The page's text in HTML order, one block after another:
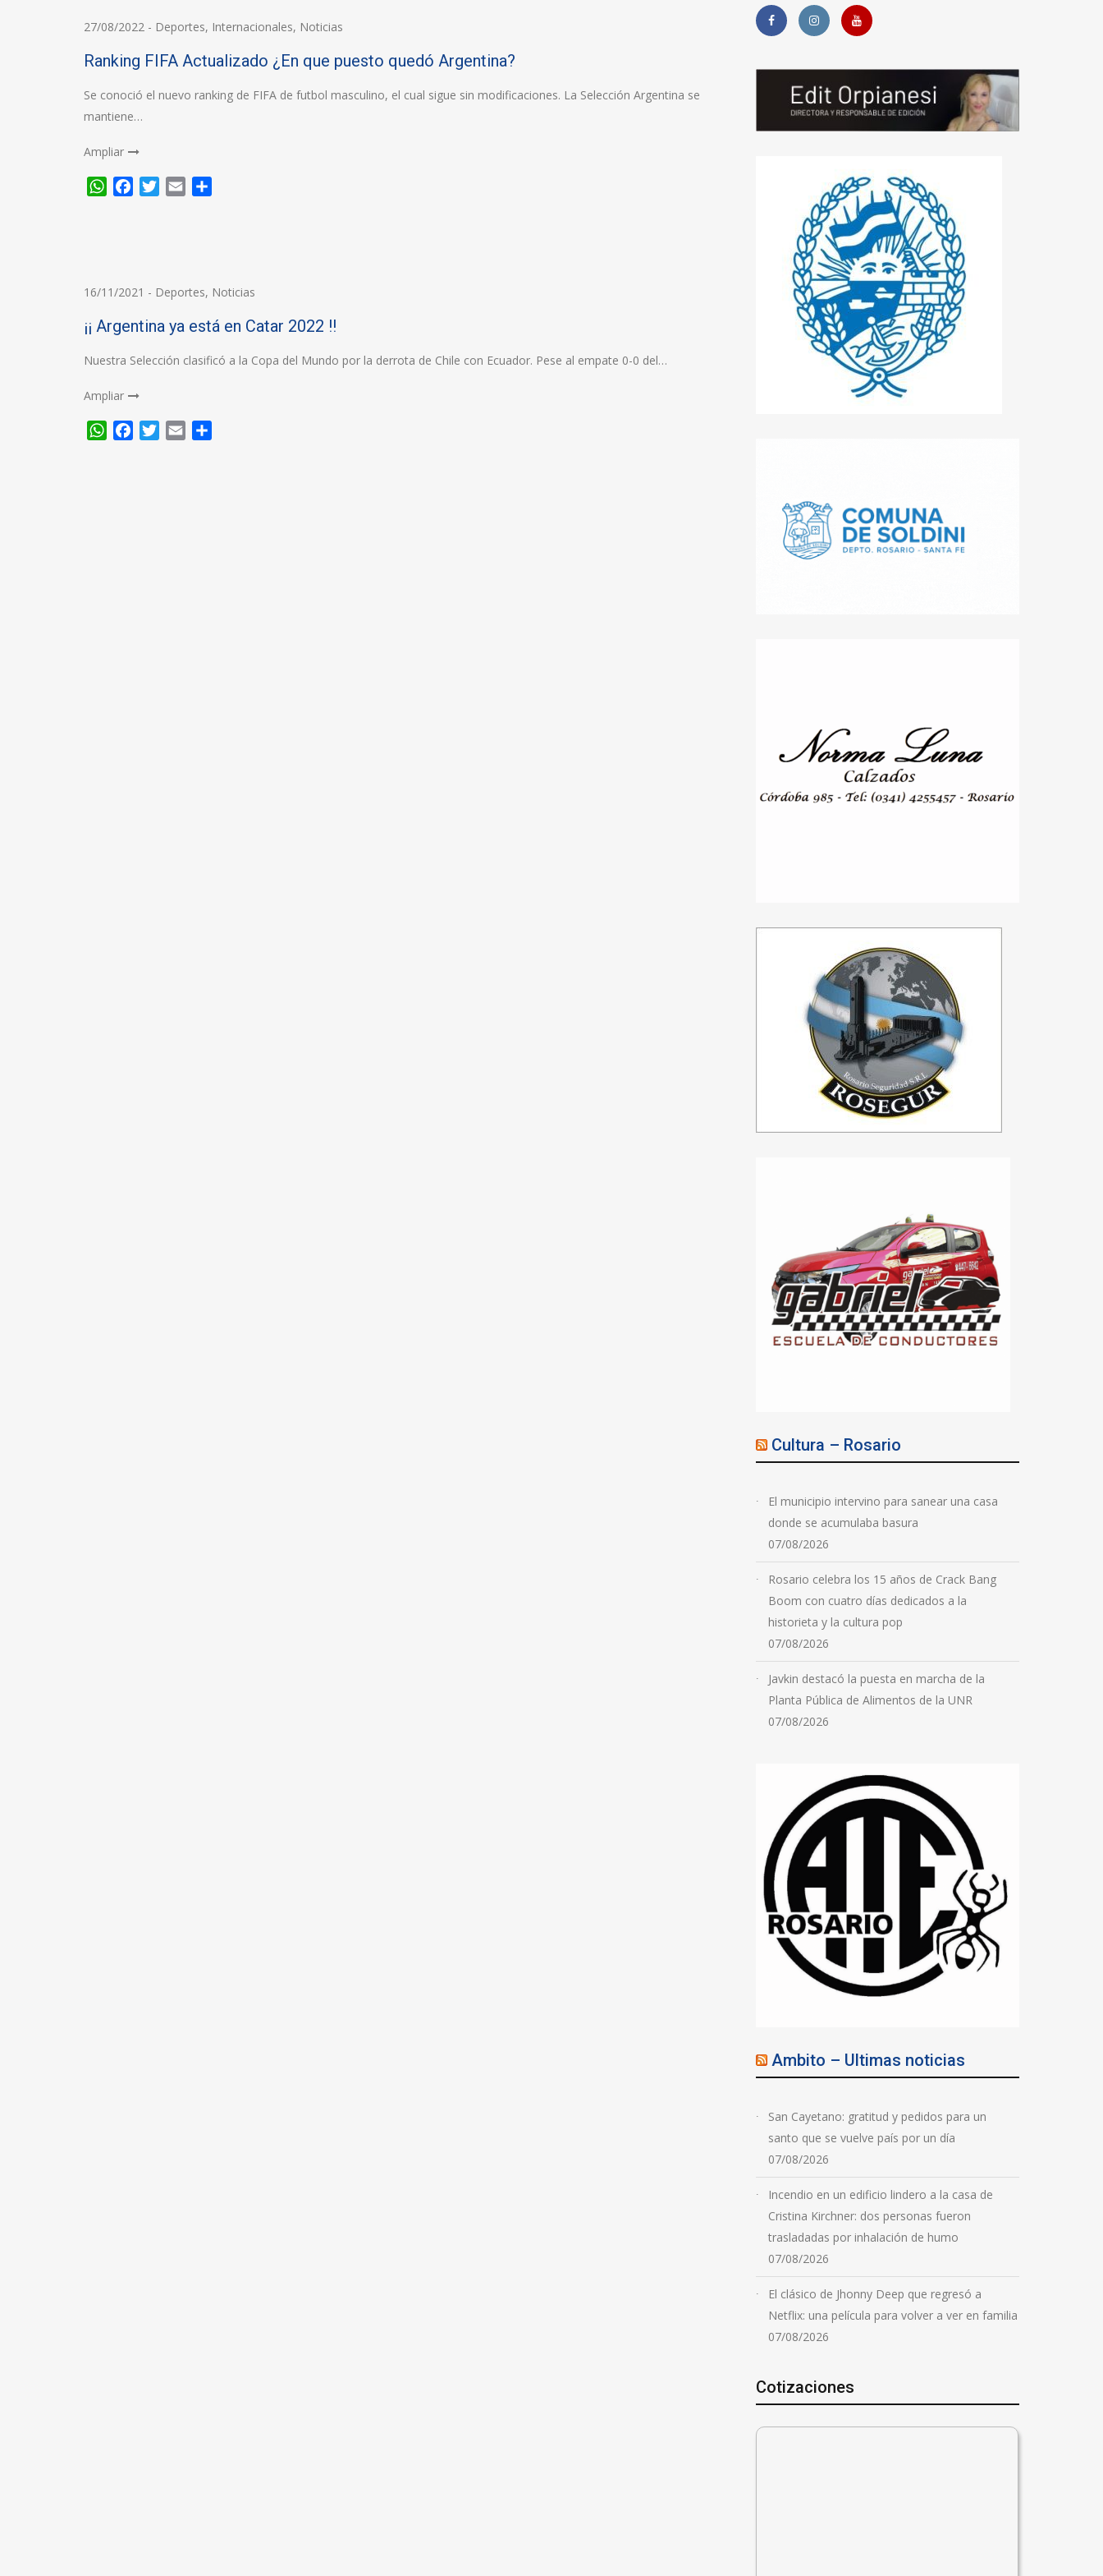
27/08/2022 - Deportes, Internacionales, Noticias
Ranking FIFA Actualizado ¿En que puesto quedó Argentina?
Se conoció el nuevo ranking de FIFA de futbol masculino, el cual sigue sin modificaciones. La Selección Argentina se
mantiene…
Ampliar
WhatsApp
FacebookTwitter
Email
16/11/2021 - Deportes, Noticias
¡¡ Argentina ya está en Catar 2022 !!
Nuestra Selección clasificó a la Copa del Mundo por la derrota de Chile con Ecuador. Pese al empate 0-0 del…
Ampliar
WhatsApp
FacebookTwitter
Email
Cultura – Rosario
El municipio intervino para sanear una casa
donde se acumulaba basura
07/08/2026
Rosario celebra los 15 años de Crack Bang
Boom con cuatro días dedicados a la
historieta y la cultura pop
07/08/2026
Javkin destacó la puesta en marcha de la
Planta Pública de Alimentos de la UNR
07/08/2026
Ambito – Ultimas noticias
San Cayetano: gratitud y pedidos para un
santo que se vuelve país por un día
07/08/2026
Incendio en un edificio lindero a la casa de
Cristina Kirchner: dos personas fueron
trasladadas por inhalación de humo
07/08/2026
El clásico de Jhonny Deep que regresó a
Netflix: una película para volver a ver en familia
07/08/2026
Cotizaciones